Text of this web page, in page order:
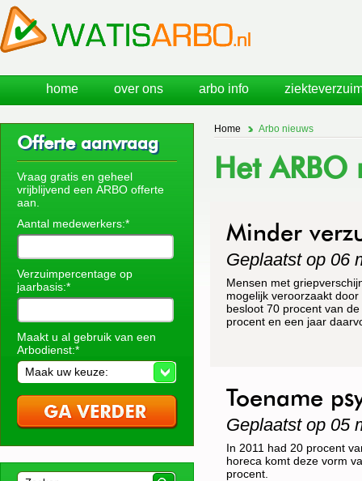
Home Arbo nieuws
Het
Minder
Geplaatst op 06
Mensen met
mogelijk veroorzaakt
besloot 70 procent van
procent en een jaar
Toename
Geplaatst op 05
In 2011 had 20 procent
horeca komt deze vorm
procent.
Offerte aanvraag
Vraag gratis en geheel
vrijblijvend een ARBO offerte
aan.
Aantal medewerkers:*
Verzuimpercentage op
jaarbasis:*
Maakt u al gebruik van een
Arbodienst:*
Maak uw keuze:
home over ons arbo info